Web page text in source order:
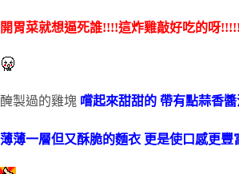
開胃菜就想逼死誰!!!!這炸雞敲好吃的呀!!!!!
醃製過的雞塊 嚐起來甜甜的 帶有點蒜香
薄薄一層但又酥脆的麵衣 更是使口感更豐